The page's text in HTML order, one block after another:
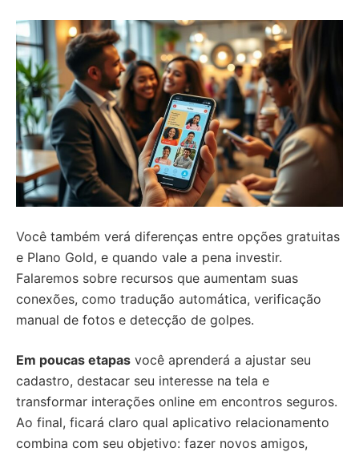
Você também verá diferenças entre opções gratuitas
e Plano Gold, e quando vale a pena investir.
Falaremos sobre recursos que aumentam suas
conexões, como tradução automática, verificação
manual de fotos e detecção de golpes.
Em poucas etapas você aprenderá a ajustar seu
cadastro, destacar seu interesse na tela e
transformar interações online em encontros seguros.
Ao final, ficará claro qual aplicativo relacionamento
combina com seu objetivo: fazer novos amigos,